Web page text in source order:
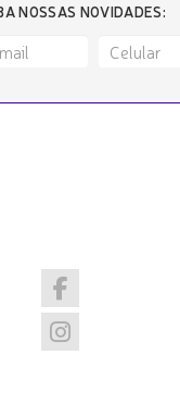
NOSSAS NOVIDADES: